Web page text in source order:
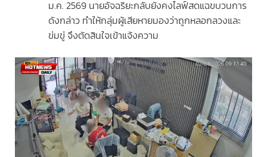
ม.ค. 2569 นายอัจฉริยะกลับยังคงไลฟ์สดแฉขบวนการ
ดังกล่าว ทำให้กลุ่มผู้เสียหายมองว่าถูกหลอกลวงและ
ข่มขู่ จึงตัดสินใจเข้าแจ้งความ